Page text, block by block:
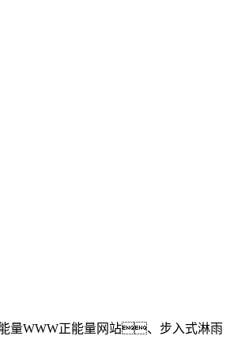
WWW正能量网站、步入式淋雨